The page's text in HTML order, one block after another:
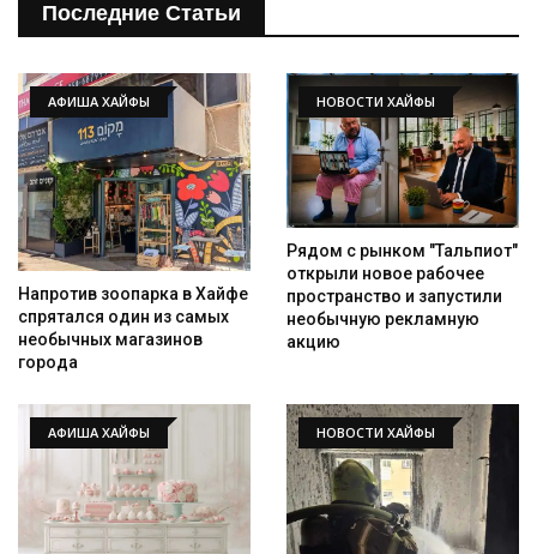
Искать
Последние Статьи
АФИША ХАЙФЫ
Напротив зоопарка в Хайфе
спрятался один из самых
необычных магазинов
города
НОВОСТИ ХАЙФЫ
Рядом с рынком "Тальпиот"
открыли новое рабочее
пространство и запустили
необычную рекламную
акцию
АФИША ХАЙФЫ НОВОСТИ ХАЙФЫ